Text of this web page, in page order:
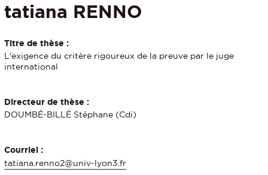
tatiana RENNO
Titre de thèse :
L'exigence du critère rigoureux de la preuve par le juge
international
Directeur de thèse :
DOUMBÉ-BILLÉ Stéphane (Cdi)
Courriel :
tatiana.renno2@univ-lyon3.fr